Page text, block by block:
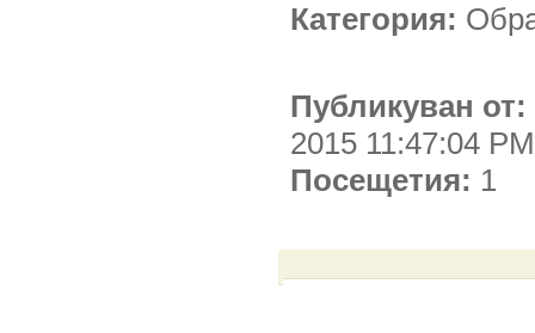
Категория:
Публикуван от:
2015 11:47:04 PM
Посещетия: 1